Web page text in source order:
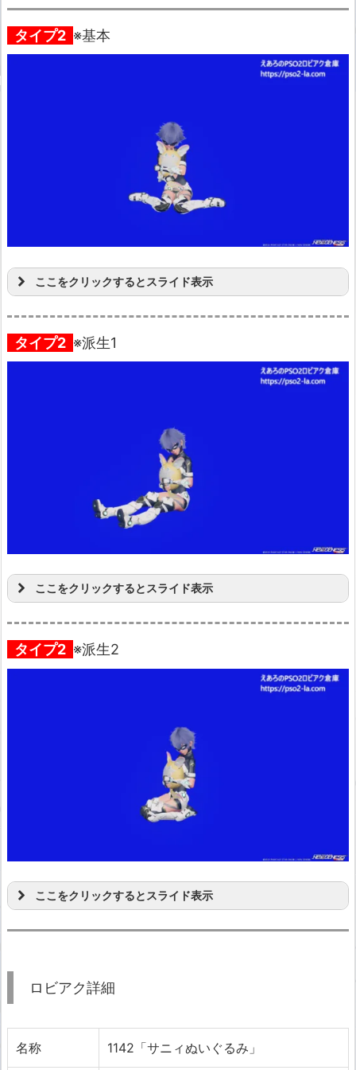
タイプ2 ※基本
ここをクリックするとスライド表示
タイプ2 ※派生1
ここをクリックするとスライド表示
タイプ2 ※派生2
ここをクリックするとスライド表示
ロビアク詳細
名称 1142「サニィぬいぐるみ」